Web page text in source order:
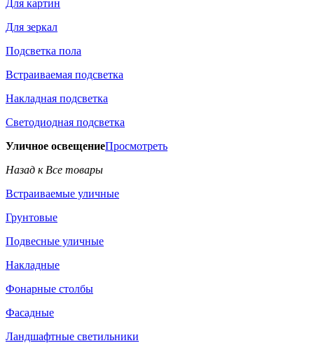
Для картин
Для зеркал
Подсветка пола
Встраиваемая подсветка
Накладная подсветка
Светодиодная подсветка
Уличное освещениеПросмотреть
Назад к Все товары
Встраиваемые уличные
Грунтовые
Подвесные уличные
Накладные
Фонарные столбы
Фасадные
Ландшафтные светильники